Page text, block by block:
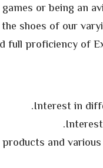
or being an
shoes of our
full proficiency of
Interest in
and various